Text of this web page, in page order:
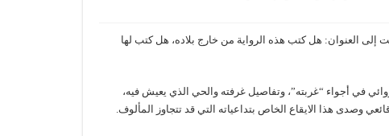
إلى العنوان: هل كتب هذه الرواية من خارج بلاده، هل كتب لها
في أجواء “غربته”، وتفاصيل غرفته والحي الذي يعيش فيه،
وصدى هذا الايقاع الخاص بتداعياته التي قد تتجاوز المألوف.